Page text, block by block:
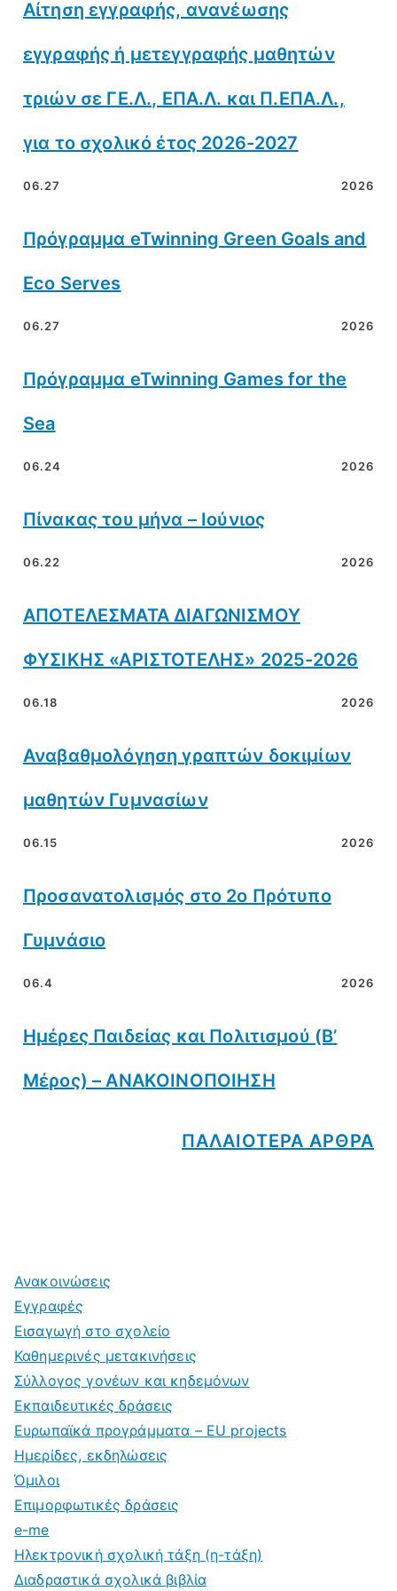
Αίτηση εγγραφής, ανανέωσης
εγγραφής ή μετεγγραφής μαθητών
τριών σε ΓΕ.Λ., ΕΠΑ.Λ. και Π.ΕΠΑ.Λ.,
για το σχολικό έτος 2026-2027
06.27 2026
Πρόγραμμα eTwinning Green Goals and
Eco Serves
06.27 2026
Πρόγραμμα eTwinning Games for the
Sea
06.24 2026
Πίνακας του μήνα – Ιούνιος
06.22 2026
ΑΠΟΤΕΛΕΣΜΑΤΑ ΔΙΑΓΩΝΙΣΜΟΥ
ΦΥΣΙΚΗΣ «ΑΡΙΣΤΟΤΕΛΗΣ» 2025-2026
06.18 2026
Αναβαθμολόγηση γραπτών δοκιμίων
μαθητών Γυμνασίων
06.15 2026
Προσανατολισμός στο 2ο Πρότυπο
Γυμνάσιο
06.4 2026
Ημέρες Παιδείας και Πολιτισμού (Β’
Μέρος) – ΑΝΑΚΟΙΝΟΠΟΙΗΣΗ
ΠΑΛΑΙΟΤΕΡΑ ΑΡΘΡΑ
Ανακοινώσεις
Εγγραφές
Εισαγωγή στο σχολείο
Καθημερινές μετακινήσεις
Σύλλογος γονέων και κηδεμόνων
Εκπαιδευτικές δράσεις
Ευρωπαϊκά προγράμματα – EU projects
Ημερίδες, εκδηλώσεις
Όμιλοι
Επιμορφωτικές δράσεις
e-me
Ηλεκτρονική σχολική τάξη (η-τάξη)
Διαδραστικά σχολικά βιβλία